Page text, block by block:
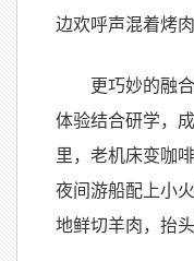
边欢呼声混着烤
更巧妙的融
体验结合研学，
里，老机床变咖
夜间游船配上小
地鲜切羊肉，抬